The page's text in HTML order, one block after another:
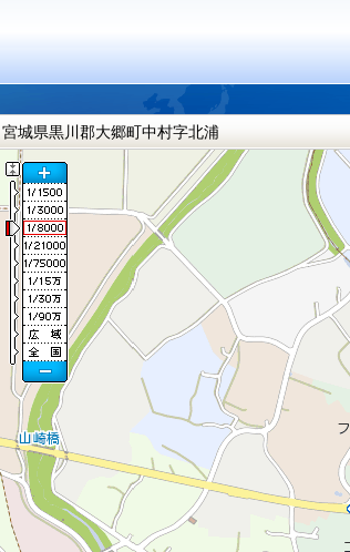
宮城県黒川郡大郷町中村字北浦